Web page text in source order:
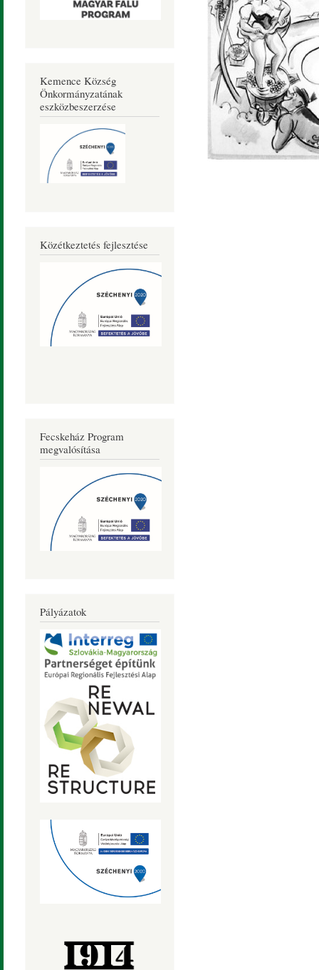
Kemence Község
Önkormányzatának
eszközbeszerzése
Közétkeztetés fejlesztése
Fecskeház Program
megvalósítása
Pályázatok